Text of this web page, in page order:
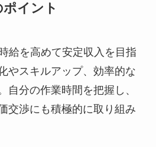
イント
給を高めて安定収入を目指
やスキルアップ、効率的な
自分の作業時間を把握し、
交渉にも積極的に取り組み